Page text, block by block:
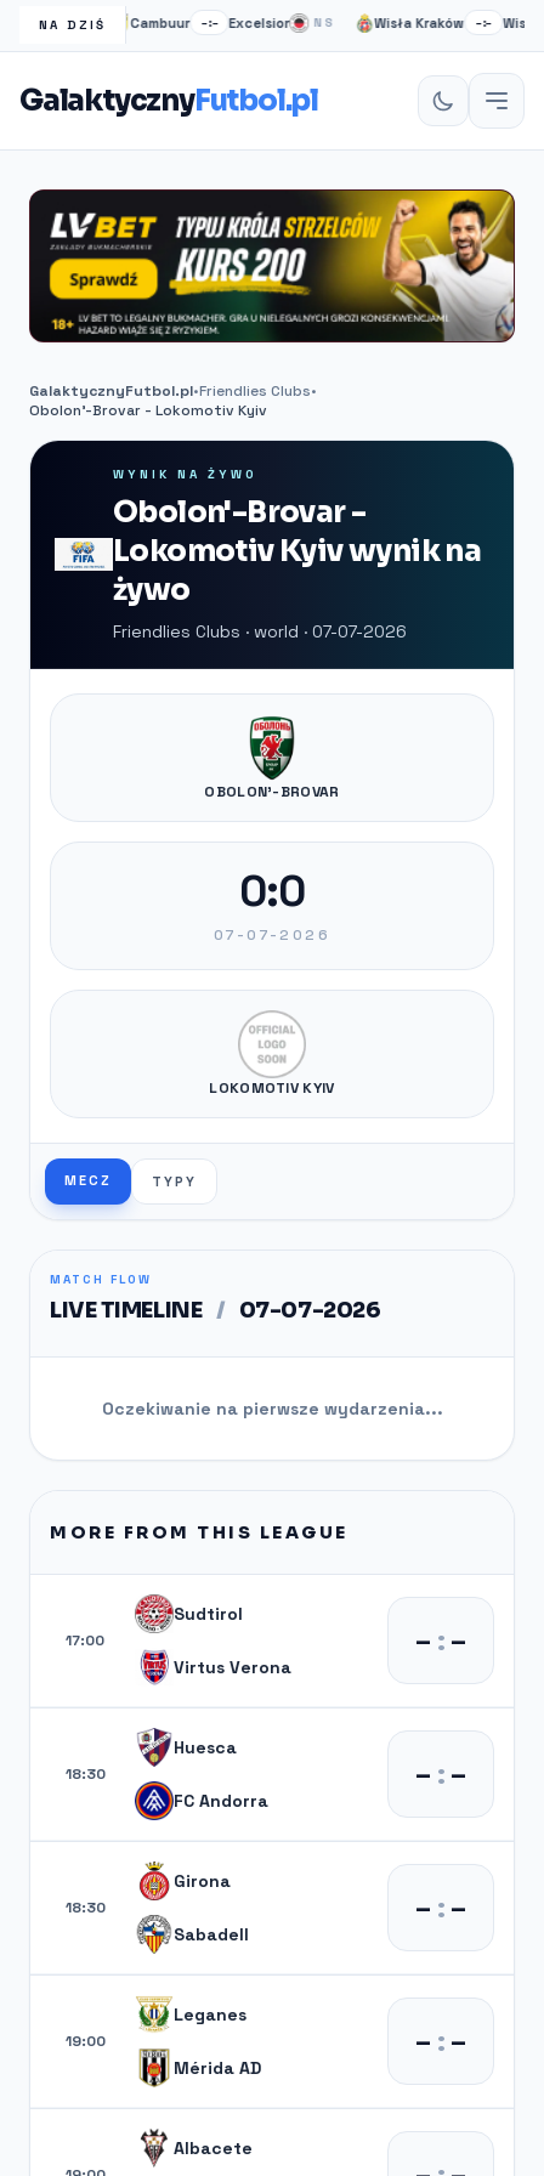
NA DZIŚ
NS Cambuur –:– Excelsior NS Wisła Kraków –:– Wisla
GalaktycznyFutbol.pl
GalaktycznyFutbol.pl•Friendlies Clubs•
Obolon'-Brovar - Lokomotiv Kyiv
WYNIK NA ŻYWO
Obolon'-Brovar -
Lokomotiv Kyiv wynik na
żywo
Friendlies Clubs · world · 07-07-2026
OBOLON'-BROVAR
0:0
07-07-2026
LOKOMOTIV KYIV
MECZ TYPY
MATCH FLOW
LIVE TIMELINE / 07-07-2026
Oczekiwanie na pierwsze wydarzenia...
MORE FROM THIS LEAGUE
17:00
Sudtirol
Virtus Verona
– :–
18:30
Huesca
FC Andorra
– :–
18:30
Girona
Sabadell
– :–
19:00
Leganes
Mérida AD
– :–
Albacete